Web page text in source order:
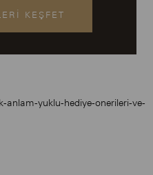
KEŞFET
anlam-yuklu-hediye-onerileri-ve-